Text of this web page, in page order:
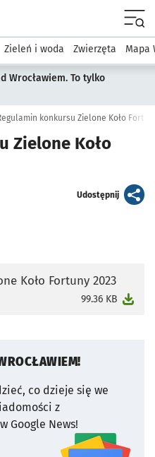
podserwis: Środowisko we
Zieleń i woda Zwierzęta Mapa
Wrocławiem. To tylko
konkursu Zielone Koło
Zielone Koło
Udostępnijartykuł
Koło Fortuny 2023
99.36 KB
co dzieje się we
z
Google News!